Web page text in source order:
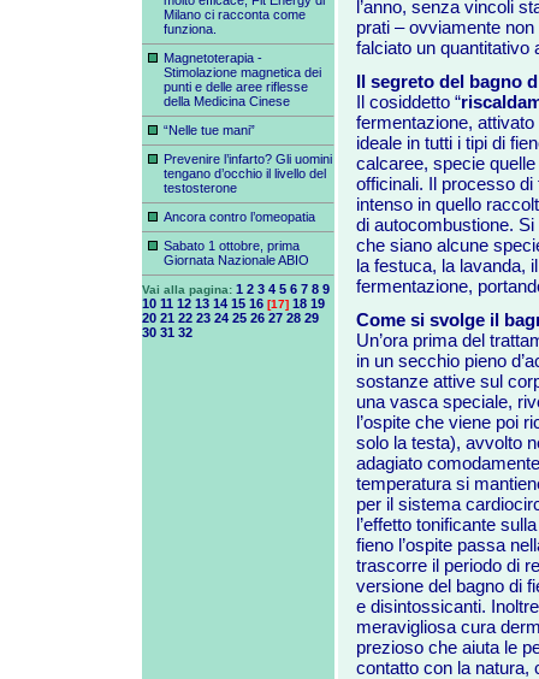
Milano ci racconta come
funziona.
Magnetoterapia -
Stimolazione magnetica dei
punti e delle aree riflesse
della Medicina Cinese
“Nelle tue mani”
Prevenire l’infarto? Gli uomini
tengano d’occhio il livello del
testosterone
Ancora contro l’omeopatia
Sabato 1 ottobre, prima
Giornata Nazionale ABIO
Vai alla pagina: 1 2 3 4 5 6 7 8 9
10 11 12 13 14 15 16 [17] 18 19
20 21 22 23 24 25 26 27 28 29
30 31 32
l’anno, senza vincoli
prati – ovviamente
falciato un quantitativo
Il segreto del bagno
Il cosiddetto “
fermentazione,
ideale in tutti i tipi di
calcaree, specie
officinali. Il processo
intenso in quello
di autocombustione.
che siano alcune
la festuca, la lavanda,
fermentazione,
Come si svolge il
Un’ora prima del
in un secchio pieno
sostanze attive sul
una vasca speciale,
l’ospite che viene poi
solo la testa), avvolto
adagiato
temperatura si
per il sistema
l’effetto tonificante
fieno l’ospite passa
trascorre il periodo di
versione del bagno di
e disintossicanti.
meravigliosa cura
prezioso che aiuta le
contatto con la natura,